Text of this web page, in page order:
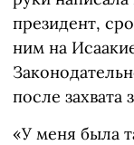
президент,
ним на
после
«У меня была